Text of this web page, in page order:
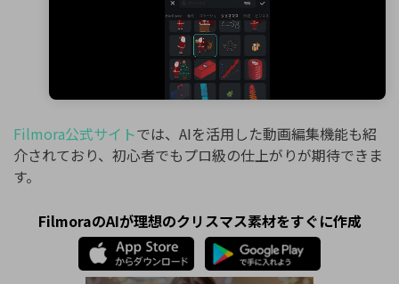
Filmora公式サイトでは、AIを活用した動画編集機能も紹
介されており、初心者でもプロ級の仕上がりが期待できま
す。
FilmoraのAIが理想のクリスマス素材をすぐに作成